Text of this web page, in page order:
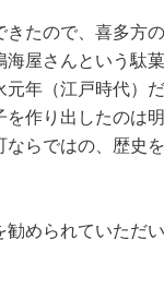
きたので、喜多方
海屋さんという駄
元年（江戸時代）
作り出したのは
ならではの、歴史
勧められていただ